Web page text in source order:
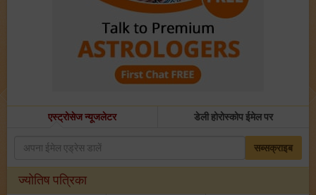
एस्ट्रोसेज न्यूजलेटर डेली होरोस्कोप ईमेल पर
सब्सक्राइब
ज्योतिष पत्रिका